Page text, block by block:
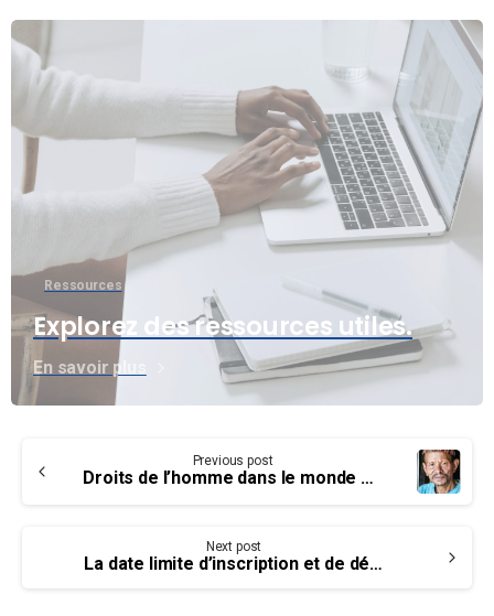
Ressources
Explorez des ressources utiles.
En savoir plus
Reading
Previous post
Droits de l’homme dans le monde 2022 : Dignité, liberté et justice pour tous
Next post
La date limite d’inscription et de dépôt des résolutions pour le Congrès 2023 approche à grands pas